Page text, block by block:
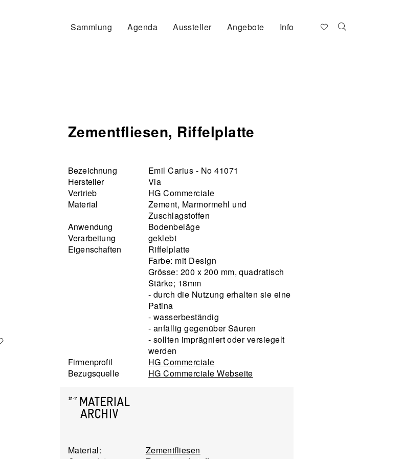
Sammlung Agenda Aussteller Angebote Info
Zementfliesen, Riffelplatte
Bezeichnung
Emil Carius - No 41071
Hersteller
Via
Vertrieb
HG Commerciale
Material
Zement, Marmormehl und
Zuschlagstoffen
Anwendung
Bodenbeläge
Verarbeitung
geklebt
Eigenschaften
Riffelplatte
Farbe: mit Design
Grösse: 200 x 200 mm, quadratisch
Stärke; 18mm
- durch die Nutzung erhalten sie eine
Patina
- wasserbeständig
- anfällig gegenüber Säuren
- sollten imprägniert oder versiegelt
werden
Firmenprofil
HG Commerciale
Bezugsquelle
HG Commerciale Webseite
Material:
Zementfliesen